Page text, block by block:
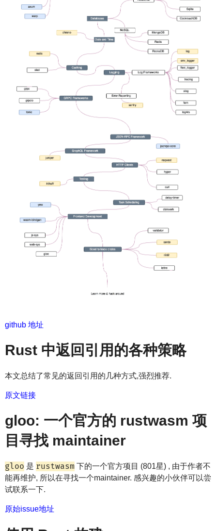
github 地址
Rust 中返回引用的各种策略
本文总结了常见的返回引用的几种方式,强烈推荐.
原文链接
gloo: 一个官方的 rustwasm 项
目寻找 maintainer
gloo 是 rustwasm 下的一个官方项目 (801星) , 由于作者不
能再维护, 所以在寻找一个maintainer. 感兴趣的小伙伴可以尝
试联系一下.
原始issue地址